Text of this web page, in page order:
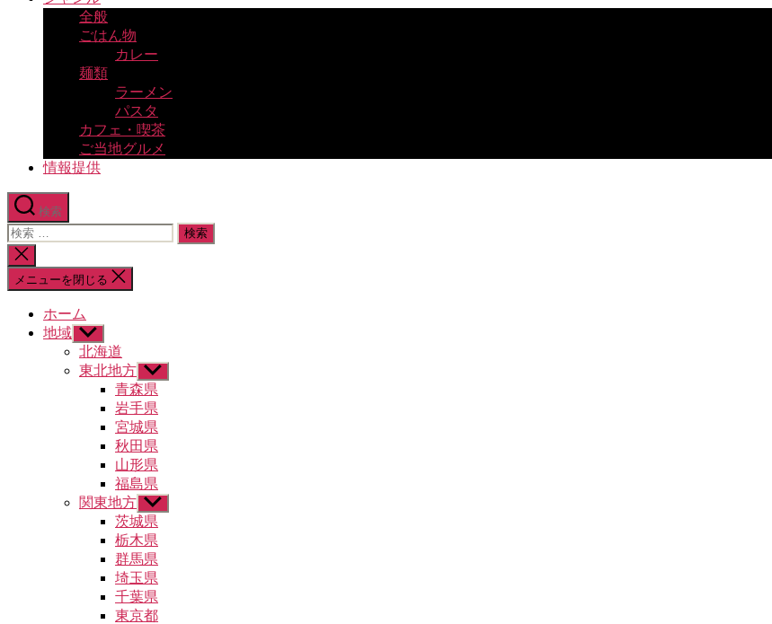
全般
ごはん物
カレー
麺類
ラーメン
パスタ
カフェ・喫茶
ご当地グルメ
情報提供
検索
検
索
対
象:
検
索
を
メニューを閉じる
ホーム
地域 サ
ブ
メ
北海道
東北地方 サ
ブ
メ
ニ
ュ
ー
を
表
示
青森県
岩手県
宮城県
秋田県
山形県
福島県
関東地方 サ
ブ
メ
ニ
ュ
ー
を
表
茨城県
栃木県
群馬県
埼玉県
千葉県
東京都